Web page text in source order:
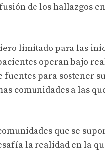
de los hallazgos
limitado para las
operan bajo
para sostener
comunidades a las
que se
la realidad en la